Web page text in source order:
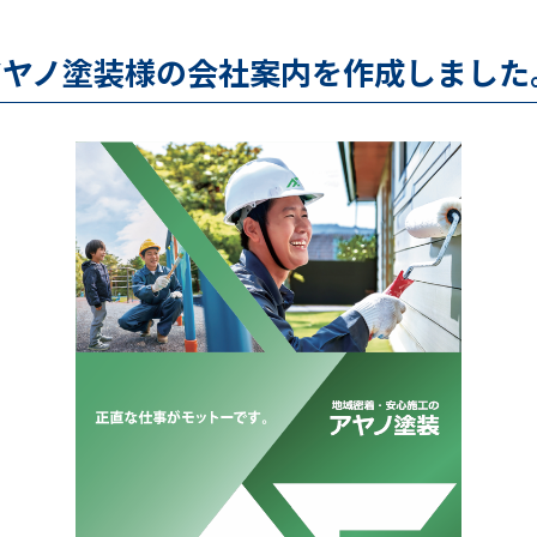
ノ塗装様の会社案内を作成しまし